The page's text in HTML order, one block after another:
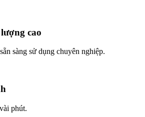
cao
sàng sử dụng chuyên nghiệp.
phút.